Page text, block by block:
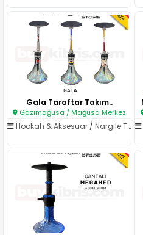
Gala Taraftar Takım..
Gazimağusa / Mağusa Merkez
Hookah & Aksesuar / Nargile Takımları